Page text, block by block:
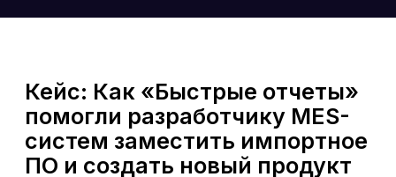
Кейс: Как «Быстрые отчеты»
помогли разработчику MES-
систем заместить импортное
ПО и создать новый продукт